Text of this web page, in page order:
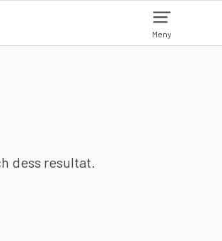
Meny
dess resultat.